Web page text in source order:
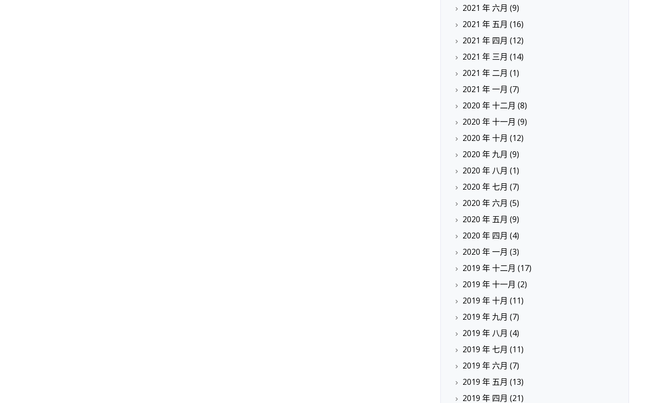
2021 年 六月 (9)
2021 年 五月 (16)
2021 年 四月 (12)
2021 年 三月 (14)
2021 年 二月 (1)
2021 年 一月 (7)
2020 年 十二月 (8)
2020 年 十一月 (9)
2020 年 十月 (12)
2020 年 九月 (9)
2020 年 八月 (1)
2020 年 七月 (7)
2020 年 六月 (5)
2020 年 五月 (9)
2020 年 四月 (4)
2020 年 一月 (3)
2019 年 十二月 (17)
2019 年 十一月 (2)
2019 年 十月 (11)
2019 年 九月 (7)
2019 年 八月 (4)
2019 年 七月 (11)
2019 年 六月 (7)
2019 年 五月 (13)
2019 年 四月 (21)